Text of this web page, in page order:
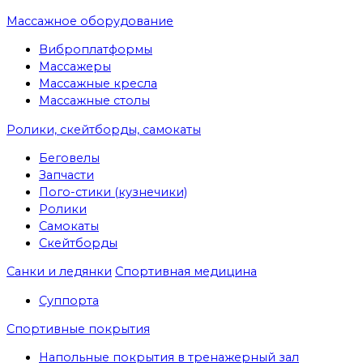
Массажное оборудование
Виброплатформы
Массажеры
Массажные кресла
Массажные столы
Ролики, скейтборды, самокаты
Беговелы
Запчасти
Пого-стики (кузнечики)
Ролики
Самокаты
Скейтборды
Санки и ледянки Спортивная медицина
Суппорта
Спортивные покрытия
Напольные покрытия в тренажерный зал